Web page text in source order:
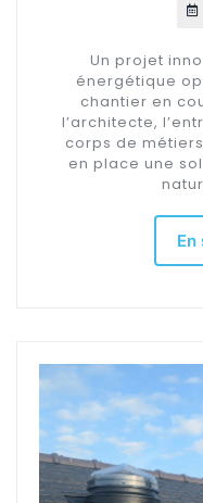
Un projet
énergétique
chantier en
l’architecte,
corps de
en place une
En